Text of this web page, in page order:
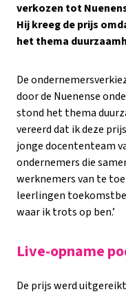
verkozen tot
Hij kreeg de prijs
het thema
De
door de Nuenense
stond het thema
vereerd dat ik deze
jonge docententeam
ondernemers die
werknemers van te
leerlingen
waar ik trots op ben.’
Live-opname
De prijs werd